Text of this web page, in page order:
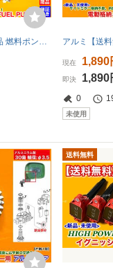
【送料無料】新品 燃料ポンプ フューエルポンプ 1個【ロードスター NA6CE NA8C】フィルター付 B61P-13-350B BPE8-13-350 BPE8-13-350 交換
現在 1,890
即決 1,890
0
未使用
送料無料